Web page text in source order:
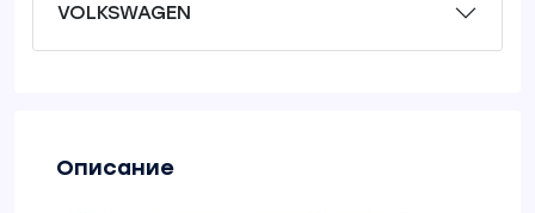
VOLKSWAGEN
Описание